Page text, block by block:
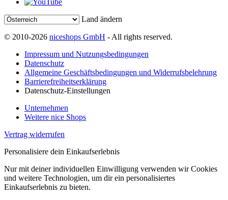
Land ändern
© 2010-2026 niceshops GmbH - All rights reserved.
Impressum und Nutzungsbedingungen
Datenschutz
Allgemeine Geschäftsbedingungen und Widerrufsbelehrung
Barrierefreiheitserklärung
Datenschutz-Einstellungen
Unternehmen
Weitere nice Shops
Vertrag widerrufen
Personalisiere dein Einkaufserlebnis
Nur mit deiner individuellen Einwilligung verwenden wir Cookies
und weitere Technologien, um dir ein personalisiertes
Einkaufserlebnis zu bieten.